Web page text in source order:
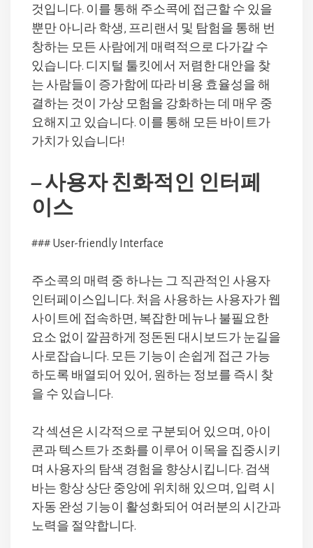
것입니다. 이를 통해 주소콕에 접근할 수 있을
뿐만 아니라 학생, 프리랜서 및 탐험을 통해 번
창하는 모든 사람에게 매력적으로 다가갈 수
있습니다. 디지털 툴킷에서 저렴한 대안을 찾
는 사람들이 증가함에 따라 비용 효율성을 해
결하는 것이 가상 모험을 강화하는 데 매우 중
요해지고 있습니다. 이를 통해 모든 바이트가
가치가 있습니다!
– 사용자 친화적인 인터페
이스
### User-friendly Interface
주소콕의 매력 중 하나는 그 직관적인 사용자
인터페이스입니다. 처음 사용하는 사용자가 웹
사이트에 접속하면, 복잡한 메뉴나 불필요한
요소 없이 깔끔하게 정돈된 대시보드가 눈길을
사로잡습니다. 모든 기능이 손쉽게 접근 가능
하도록 배열되어 있어, 원하는 정보를 즉시 찾
을 수 있습니다.
각 섹션은 시각적으로 구분되어 있으며, 아이
콘과 텍스트가 조화를 이루어 이목을 집중시키
며 사용자의 탐색 경험을 향상시킵니다. 검색
바는 항상 상단 중앙에 위치해 있으며, 입력 시
자동 완성 기능이 활성화되어 여러분의 시간과
노력을 절약합니다.